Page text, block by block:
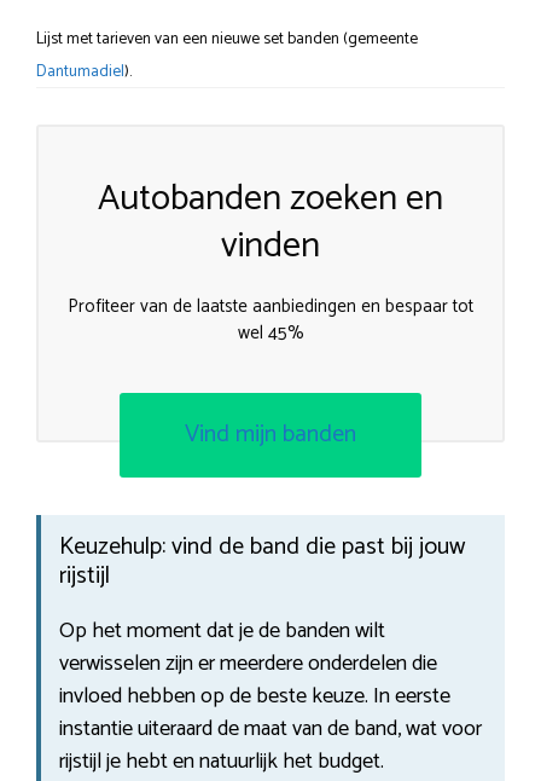
Lijst met tarieven van een nieuwe set banden (gemeente
Dantumadiel).
Autobanden zoeken en
vinden
Profiteer van de laatste aanbiedingen en bespaar tot
wel 45%
Vind mijn banden
Keuzehulp: vind de band die past bij jouw
rijstijl
Op het moment dat je de banden wilt
verwisselen zijn er meerdere onderdelen die
invloed hebben op de beste keuze. In eerste
instantie uiteraard de maat van de band, wat voor
rijstijl je hebt en natuurlijk het budget.